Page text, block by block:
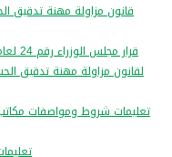
قانون مزاولة مهنة تدقيق
لقانون مزاولة مهنة تدقيق الحسابات